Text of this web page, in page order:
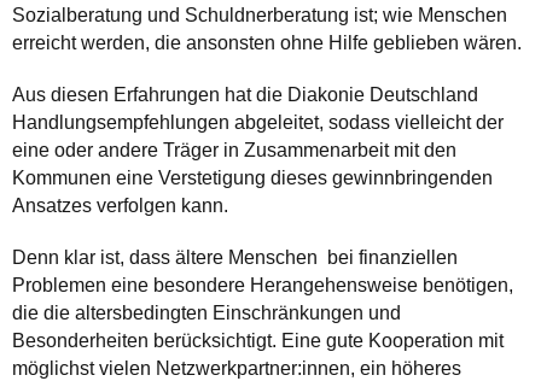
Sozialberatung und Schuldnerberatung ist; wie Menschen
erreicht werden, die ansonsten ohne Hilfe geblieben wären.
Aus diesen Erfahrungen hat die Diakonie Deutschland
Handlungsempfehlungen abgeleitet, sodass vielleicht der
eine oder andere Träger in Zusammenarbeit mit den
Kommunen eine Verstetigung dieses gewinnbringenden
Ansatzes verfolgen kann.
Denn klar ist, dass ältere Menschen bei finanziellen
Problemen eine besondere Herangehensweise benötigen,
die die altersbedingten Einschränkungen und
Besonderheiten berücksichtigt. Eine gute Kooperation mit
möglichst vielen Netzwerkpartner:innen, ein höheres